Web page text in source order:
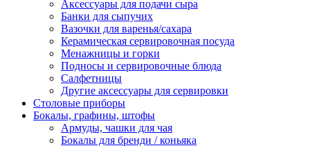
Аксессуары для подачи сыра
Банки для сыпучих
Вазочки для варенья/сахара
Керамическая сервировочная посуда
Менажницы и горки
Подносы и сервировочные блюда
Салфетницы
Другие аксессуары для сервировки
Столовые приборы
Бокалы, графины, штофы
Армуды, чашки для чая
Бокалы для бренди / коньяка